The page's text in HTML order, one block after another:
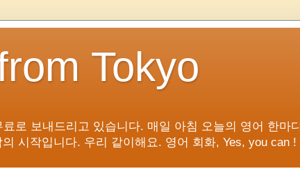
Tokyo
로 보내드리고 있습니다. 매일 아침 오늘의 영어 한마디
시작입니다. 우리 같이해요. 영어 회화, Yes, you can !